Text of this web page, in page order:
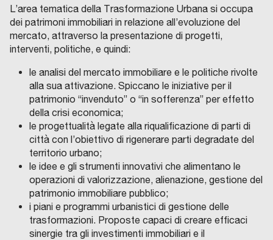
L’area tematica della Trasformazione Urbana si occupa
dei patrimoni immobiliari in relazione all’evoluzione del
mercato, attraverso la presentazione di progetti,
interventi, politiche, e quindi:
le analisi del mercato immobiliare e le politiche rivolte
alla sua attivazione. Spiccano le iniziative per il
patrimonio “invenduto” o “in sofferenza” per effetto
della crisi economica;
le progettualità legate alla riqualificazione di parti di
città con l’obiettivo di rigenerare parti degradate del
territorio urbano;
le idee e gli strumenti innovativi che alimentano le
operazioni di valorizzazione, alienazione, gestione del
patrimonio immobiliare pubblico;
i piani e programmi urbanistici di gestione delle
trasformazioni. Proposte capaci di creare efficaci
sinergie tra gli investimenti immobiliari e il